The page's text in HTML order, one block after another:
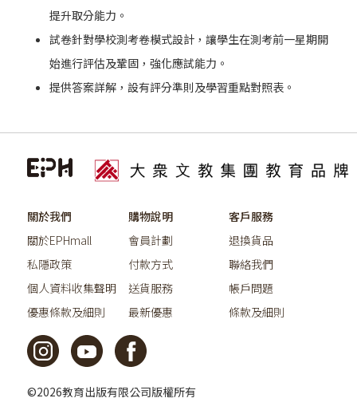
提升取分能力。
試卷針對學校測考卷模式設計，讓學生在測考前一星期開
始進行評估及鞏固，強化應試能力。
提供答案詳解，設有評分準則及學習重點對照表。
關於我們
關於EPHmall
私隱政策
個人資料收集聲明
優惠條款及細則
購物說明
會員計劃
付款方式
送貨服務
最新優惠
客戶服務
退換貨品
聯絡我們
帳戶問題
條款及細則
©2026教育出版有限公司版權所有